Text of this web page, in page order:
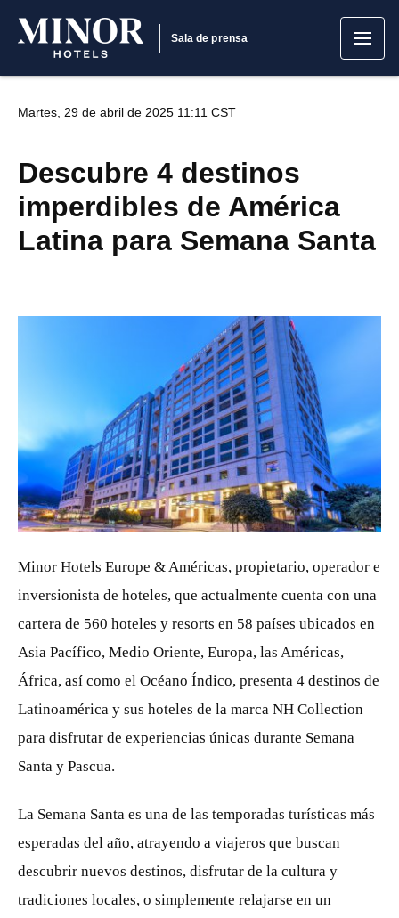
Sala de prensa
Martes, 29 de abril de 2025 11:11 CST
Descubre 4 destinos
imperdibles de América
Latina para Semana Santa
PNG
Minor Hotels Europe & Américas, propietario, operador e
inversionista de hoteles, que actualmente cuenta con una
cartera de 560 hoteles y resorts en 58 países ubicados en
Asia Pacífico, Medio Oriente, Europa, las Américas,
África, así como el Océano Índico, presenta 4 destinos de
Latinoamérica y sus hoteles de la marca NH Collection
para disfrutar de experiencias únicas durante Semana
Santa y Pascua.
La Semana Santa es una de las temporadas turísticas más
esperadas del año, atrayendo a viajeros que buscan
descubrir nuevos destinos, disfrutar de la cultura y
tradiciones locales, o simplemente relajarse en un